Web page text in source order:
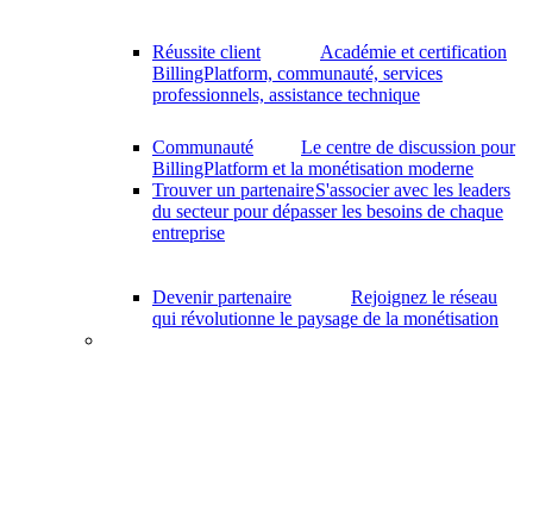
Réussite client
Académie et certification
BillingPlatform, communauté, services
professionnels, assistance technique
Communauté
Le centre de discussion pour
BillingPlatform et la monétisation moderne
Trouver un partenaireS'associer avec les leaders
du secteur pour dépasser les besoins de chaque
entreprise
Devenir partenaire
Rejoignez le réseau
qui révolutionne le paysage de la monétisation